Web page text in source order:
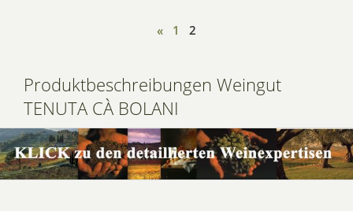
« 1 2
Produktbeschreibungen Weingut
TENUTA CÀ BOLANI